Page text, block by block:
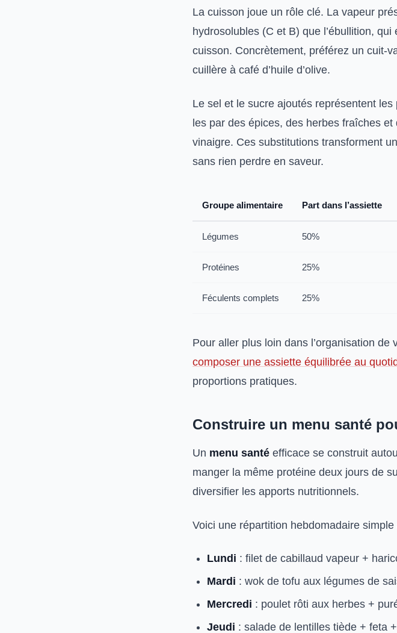
La cuisson joue un rôle clé. La vapeur
hydrosolubles (C et B) que l’ébullition,
cuisson. Concrètement, préférez un cuit-
cuillère à café d’huile d’olive.
Le sel et le sucre ajoutés représentent
les par des épices, des herbes fraîches
vinaigre. Ces substitutions transforment
sans rien perdre en saveur.
Groupe alimentaire Part dans l’assiette
Légumes 50%
Protéines 25%
Féculents complets 25%
Pour aller plus loin dans l’organisation
composer une assiette équilibrée au
proportions pratiques.
Construire un menu santé
Un menu santé efficace se construit
manger la même protéine deux jours de
diversifier les apports nutritionnels.
Voici une répartition hebdomadaire simple
Lundi : filet de cabillaud vapeur +
Mardi : wok de tofu aux légumes de
Mercredi : poulet rôti aux herbes +
Jeudi : salade de lentilles tiède + feta